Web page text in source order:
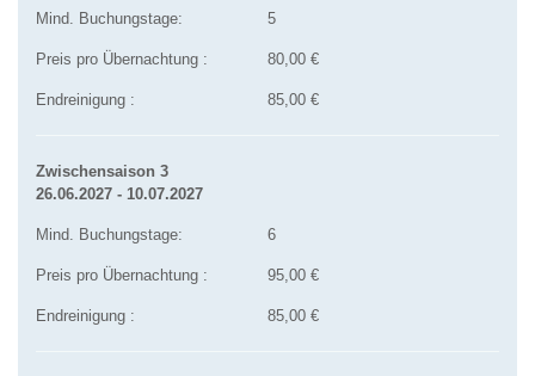
Mind. Buchungstage: 5
Preis pro Übernachtung : 80,00 €
Endreinigung : 85,00 €
Zwischensaison 3
26.06.2027 - 10.07.2027
Mind. Buchungstage: 6
Preis pro Übernachtung : 95,00 €
Endreinigung : 85,00 €